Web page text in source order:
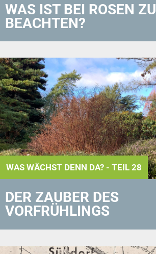
WAS IST BEI ROSEN ZU
BEACHTEN?
WAS WÄCHST DENN DA? - TEIL 28
DER ZAUBER DES
VORFRÜHLINGS